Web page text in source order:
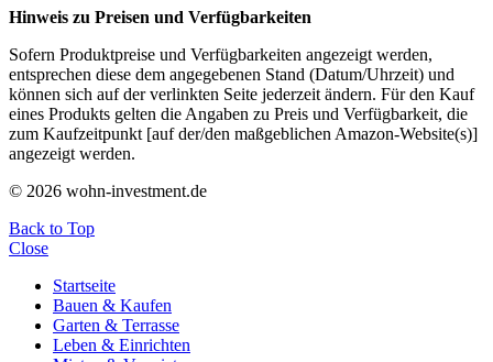
Hinweis zu Preisen und Verfügbarkeiten
Sofern Produktpreise und Verfügbarkeiten angezeigt werden,
entsprechen diese dem angegebenen Stand (Datum/Uhrzeit) und
können sich auf der verlinkten Seite jederzeit ändern. Für den Kauf
eines Produkts gelten die Angaben zu Preis und Verfügbarkeit, die
zum Kaufzeitpunkt [auf der/den maßgeblichen Amazon-Website(s)]
angezeigt werden.
© 2026 wohn-investment.de
Back to Top
Close
Startseite
Bauen & Kaufen
Garten & Terrasse
Leben & Einrichten